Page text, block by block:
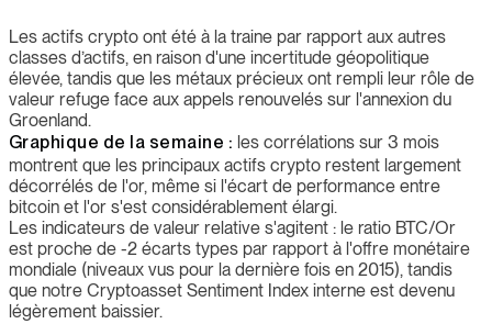
Les actifs crypto ont été à la traine par rapport aux autres
classes d’actifs, en raison d'une incertitude géopolitique
élevée, tandis que les métaux précieux ont rempli leur rôle de
valeur refuge face aux appels renouvelés sur l'annexion du
Groenland.
Graphique de la semaine : les corrélations sur 3 mois
montrent que les principaux actifs crypto restent largement
décorrélés de l'or, même si l'écart de performance entre
bitcoin et l'or s'est considérablement élargi.
Les indicateurs de valeur relative s'agitent : le ratio BTC/Or
est proche de -2 écarts types par rapport à l'offre monétaire
mondiale (niveaux vus pour la dernière fois en 2015), tandis
que notre Cryptoasset Sentiment Index interne est devenu
légèrement baissier.